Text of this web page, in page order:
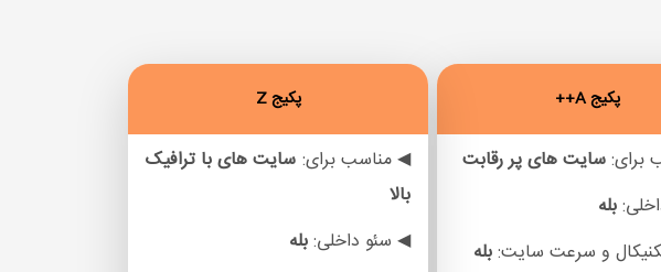
پکیج A++
برای:سایت هایپر رقابت
بله
و سرعت سایت:بله
پکیج Z
◀ مناسب برای: سایت هایبا ترافیک
بالا
◀ سئو داخلی:بله